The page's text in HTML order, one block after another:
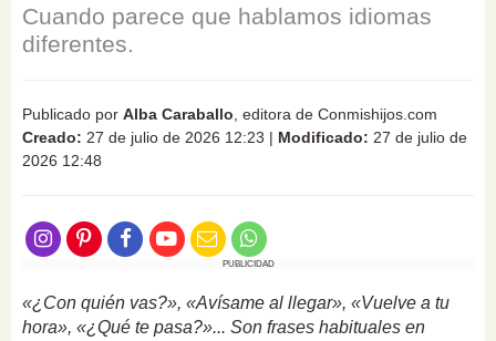
Cuando parece que hablamos idiomas
diferentes.
Publicado por Alba Caraballo , editora de Conmishijos.com
Creado: 27 de julio de 2026 12:23 | Modificado: 27 de julio de
2026 12:48
PUBLICIDAD
«¿Con quién vas?», «Avísame al llegar», «Vuelve a tu
hora», «¿Qué te pasa?»... Son frases habituales en